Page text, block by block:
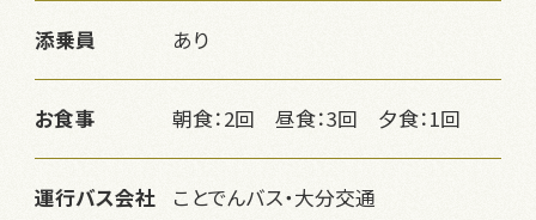
添乗員 あり
お食事 朝食：2回 昼食：3回 夕食：1回
運行バス会社 ことでんバス・大分交通